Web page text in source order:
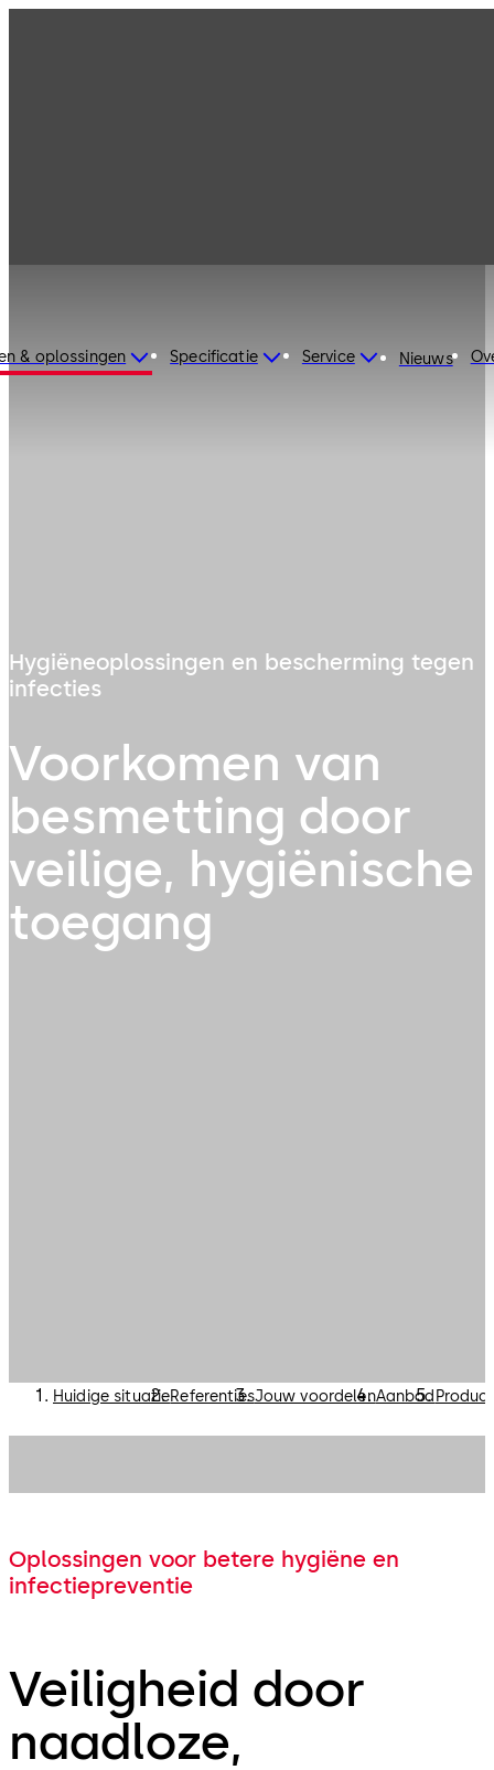
& oplossingen Specificatie Service Nieuws
Hygiëneoplossingen en bescherming tegen
infecties
Voorkomen van
besmetting door
veilige, hygiënische
toegang
Huidige situatieReferentiesJouw voordelenAanbod
Oplossingen voor betere hygiëne en
infectiepreventie
Veiligheid door
naadloze,